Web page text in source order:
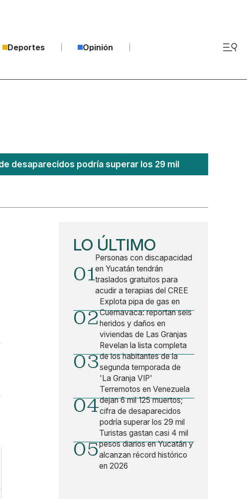
Deportes Opinión
desaparecidos podría superar los 29 mil
LO ÚLTIMO
01
Personas con discapacidad
en Yucatán tendrán
traslados gratuitos para
acudir a terapias del CREE
02
Explota pipa de gas en
Cuernavaca: reportan seis
heridos y daños en
viviendas de Las Granjas
03
Revelan la lista completa
de los habitantes de la
segunda temporada de
'La Granja VIP'
04
Terremotos en Venezuela
dejan 6 mil 125 muertos;
cifra de desaparecidos
podría superar los 29 mil
05
Turistas gastan casi 4 mil
pesos diarios en Yucatán y
alcanzan récord histórico
en 2026